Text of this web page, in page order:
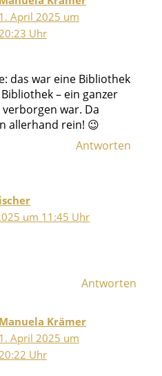
1. April 2025 um
Uhr
das war eine Bibliothek
– ein ganzer
verborgen war. Da
allerhand rein! 😉
Antworten
um 11:45 Uhr
Antworten
Manuela Krämer
1. April 2025 um
20:22 Uhr